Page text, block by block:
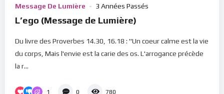
Message De Lumière 3 Années Passés
L’ego (Message de Lumière)
Du livre des Proverbes 14.30, 16.18 : "Un coeur calme est la vie
du corps, Mais l'envie est la carie des os. L'arrogance précède
la r...
1 0 780